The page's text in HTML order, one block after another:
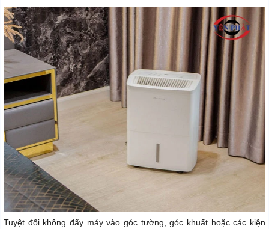
Tuyệt đối không đẩy máy vào góc tường, góc khuất hoặc các kiện